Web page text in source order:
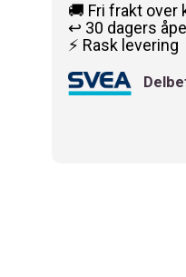
🚚 Fri frakt over
↩️ 30 dagers
⚡ Rask levering